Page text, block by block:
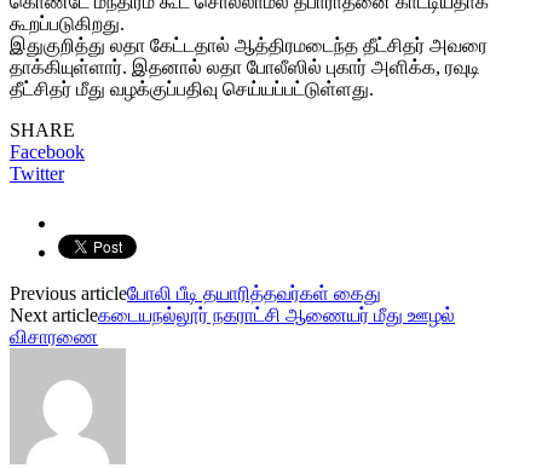
கூறப்படுகிறது.
இதுகுறித்து லதா கேட்டதால் ஆத்திரமடைந்த தீட்சிதர் அவரை
தாக்கியுள்ளார். இதனால் லதா போலீஸில் புகார் அளிக்க, ரவுடி
தீட்சிதர் மீது வழக்குப்பதிவு செய்யப்பட்டுள்ளது.
SHARE
Facebook
Twitter
Previous articleபோலி பீடி தயாரித்தவர்கள் கைது
Next articleகடையநல்லூர் நகராட்சி ஆணையர் மீது ஊழல்
விசாரணை